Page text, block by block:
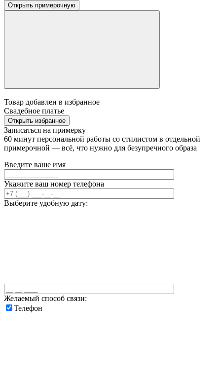
Открыть примерочную
Товар добавлен в избранное
Свадебное платье
Открыть избранное
Записаться на примерку
60 минут персональной работы со стилистом в отдельной
примерочной — всё, что нужно для безупречного образа
Введите ваше имя
Укажите ваш номер телефона
Выберите удобную дату:
Желаемый способ связи:
Телефон